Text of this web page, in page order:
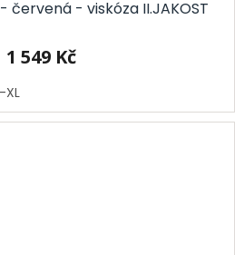
červená - viskóza II.JAKOST
1 549 Kč
XL